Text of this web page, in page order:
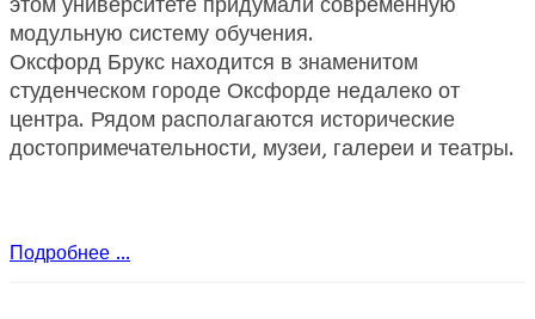
модульную систему обучения.
Оксфорд Брукс находится в знаменитом
студенческом городе Оксфорде недалеко от
центра. Рядом располагаются исторические
достопримечательности, музеи, галереи и театры.
Подробнее ...